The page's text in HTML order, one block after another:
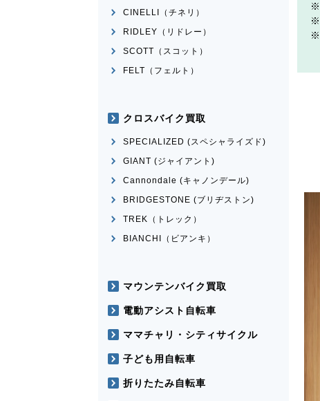
CINELLI（チネリ）
RIDLEY（リドレー）
SCOTT（スコット）
FELT（フェルト）
クロスバイク買取
SPECIALIZED (スペシャライズド)
GIANT (ジャイアント)
Cannondale (キャノンデール)
BRIDGESTONE (ブリヂストン)
TREK（トレック）
BIANCHI（ビアンキ）
マウンテンバイク買取
電動アシスト自転車
ママチャリ・シティサイクル
子ども用自転車
折りたたみ自転車